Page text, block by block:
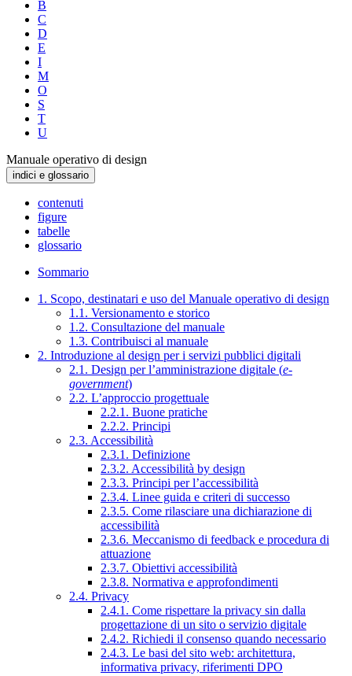
B
C
D
E
I
M
O
S
T
U
Manuale operativo di design
indici e glossario
contenuti
figure
tabelle
glossario
Sommario
1. Scopo, destinatari e uso del Manuale operativo di design
1.1. Versionamento e storico
1.2. Consultazione del manuale
1.3. Contribuisci al manuale
2. Introduzione al design per i servizi pubblici digitali
2.1. Design per l’amministrazione digitale (e-
government)
2.2. L’approccio progettuale
2.2.1. Buone pratiche
2.2.2. Principi
2.3. Accessibilità
2.3.1. Definizione
2.3.2. Accessibilità by design
2.3.3. Principi per l’accessibilità
2.3.4. Linee guida e criteri di successo
2.3.5. Come rilasciare una dichiarazione di
accessibilità
2.3.6. Meccanismo di feedback e procedura di
attuazione
2.3.7. Obiettivi accessibilità
2.3.8. Normativa e approfondimenti
2.4. Privacy
2.4.1. Come rispettare la privacy sin dalla
progettazione di un sito o servizio digitale
2.4.2. Richiedi il consenso quando necessario
2.4.3. Le basi del sito web: architettura,
informativa privacy, riferimenti DPO